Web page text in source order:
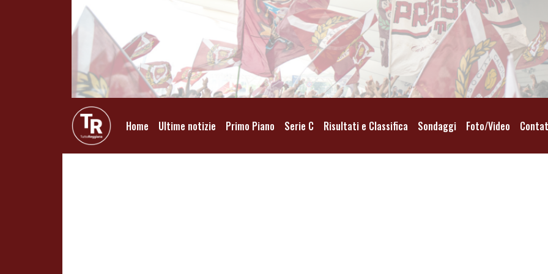
Home Ultime notizie Primo Piano Serie C Risultati e Classifica Sondaggi Foto/Video